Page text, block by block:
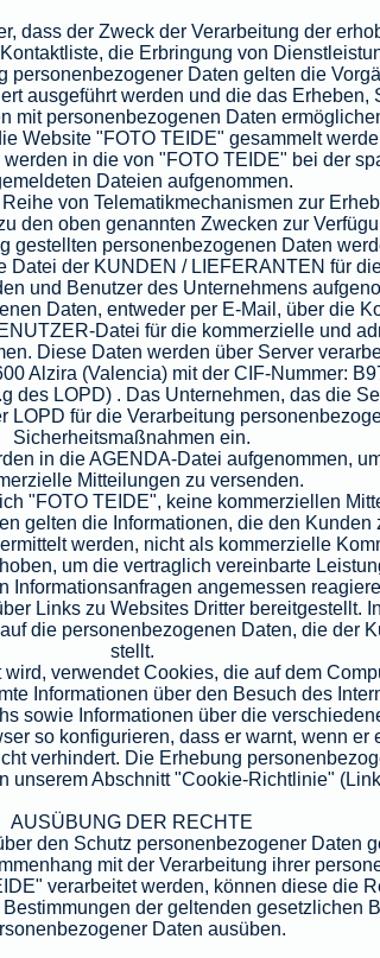
dass der Zweck der Verarbeitung der
die Erbringung von
personenbezogener Daten gelten die
ausgeführt werden und die das Erheben,
mit personenbezogenen Daten
Website "FOTO TEIDE" gesammelt
in die von "FOTO TEIDE" bei der
Dateien aufgenommen.
von Telematikmechanismen zur
den oben genannten Zwecken zur
gestellten personenbezogenen Daten
Datei der KUNDEN / LIEFERANTEN für
und Benutzer des Unternehmens
Daten, entweder per E-Mail, über die
Datei für die kommerzielle und
Diese Daten werden über Server
Alzira (Valencia) mit der CIF-Nummer:
des LOPD) . Das Unternehmen, das die
LOPD für die Verarbeitung
Sicherheitsmaßnahmen ein.
in die AGENDA-Datei aufgenommen,
Mitteilungen zu versenden.
"FOTO TEIDE", keine kommerziellen
gelten die Informationen, die den Kunden
werden, nicht als kommerzielle
um die vertraglich vereinbarte
Informationsanfragen angemessen
Links zu Websites Dritter bereitgestellt.
die personenbezogenen Daten, die der
stellt.
verwendet Cookies, die auf dem
Informationen über den Besuch des
sowie Informationen über die
so konfigurieren, dass er warnt, wenn er
verhindert. Die Erhebung
unserem Abschnitt "Cookie-Richtlinie"
AUSÜBUNG DER RECHTE
den Schutz personenbezogener Daten
mit der Verarbeitung ihrer
verarbeitet werden, können diese die
der geltenden gesetzlichen
Daten ausüben.